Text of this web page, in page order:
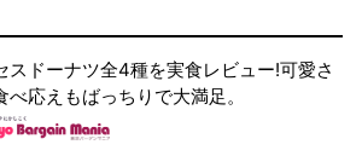
スドーナツ全4種を実食レビュー!可愛さ
べ応えもばっちりで大満足。